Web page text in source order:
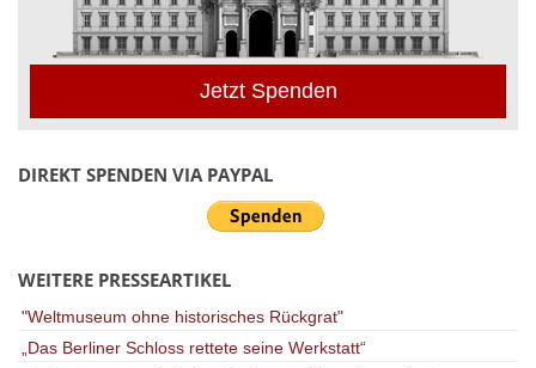
Jetzt Spenden
DIREKT SPENDEN VIA PAYPAL
WEITERE PRESSEARTIKEL
"Weltmuseum ohne historisches Rückgrat"
„Das Berliner Schloss rettete seine Werkstatt“